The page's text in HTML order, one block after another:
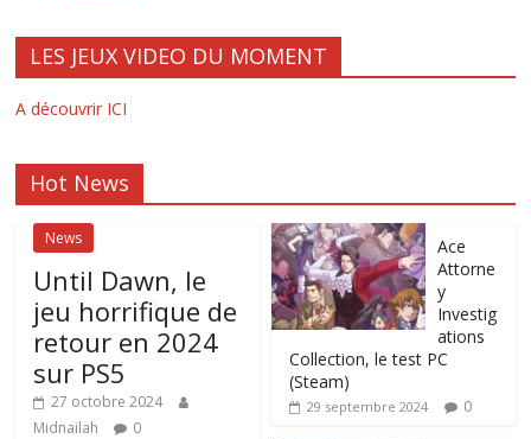
LES JEUX VIDEO DU MOMENT
A découvrir ICI
Hot News
News
Until Dawn, le
jeu horrifique de
retour en 2024
sur PS5
27 octobre 2024
Midnailah
0
Ace
Attorne
y
Investig
ations
Collection, le test PC
(Steam)
29 septembre 2024 0